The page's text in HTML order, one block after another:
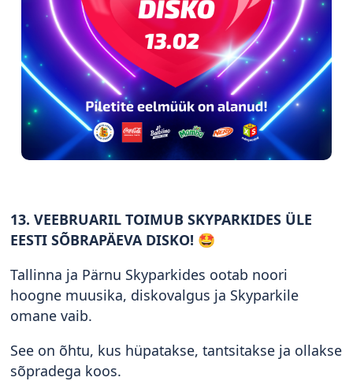
13. VEEBRUARIL TOIMUB SKYPARKIDES ÜLE
EESTI SÕBRAPÄEVA DISKO! 🤩
Tallinna ja Pärnu Skyparkides ootab noori
hoogne muusika, diskovalgus ja Skyparkile
omane vaib.
See on õhtu, kus hüpatakse, tantsitakse ja ollakse
sõpradega koos.